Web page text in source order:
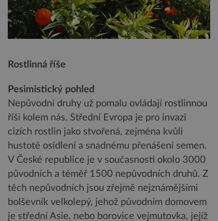
Rostlinná říše
Pesimistický pohled
Nepůvodní druhy už pomalu ovládají rostlinnou
říši kolem nás. Střední Evropa je pro invazi
cizích rostlin jako stvořená, zejména kvůli
hustotě osídlení a snadnému přenášení semen.
V České republice je v současnosti okolo 3000
původních a téměř 1500 nepůvodních druhů. Z
těch nepůvodních jsou zřejmě nejznámějšími
bolševník velkolepý, jehož původním domovem
je střední Asie, nebo borovice vejmutovka, jejíž